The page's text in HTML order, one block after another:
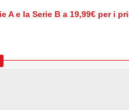
A e la Serie B a 19,99€ per i